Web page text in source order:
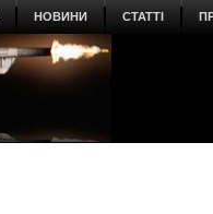
НОВИНИ СТАТТІ